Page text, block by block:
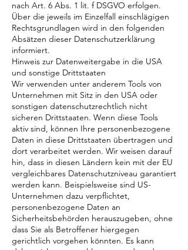
nach Art. 6 Abs. 1 lit. f DSGVO erfolgen.
Über die jeweils im Einzelfall einschlägigen
Rechtsgrundlagen wird in den folgenden
Absätzen dieser Datenschutzerklärung
informiert.
Hinweis zur Datenweitergabe in die USA
und sonstige Drittstaaten
Wir verwenden unter anderem Tools von
Unternehmen mit Sitz in den USA oder
sonstigen datenschutzrechtlich nicht
sicheren Drittstaaten. Wenn diese Tools
aktiv sind, können Ihre personenbezogene
Daten in diese Drittstaaten übertragen und
dort verarbeitet werden. Wir weisen darauf
hin, dass in diesen Ländern kein mit der EU
vergleichbares Datenschutzniveau garantiert
werden kann. Beispielsweise sind US-
Unternehmen dazu verpflichtet,
personenbezogene Daten an
Sicherheitsbehörden herauszugeben, ohne
dass Sie als Betroffener hiergegen
gerichtlich vorgehen könnten. Es kann